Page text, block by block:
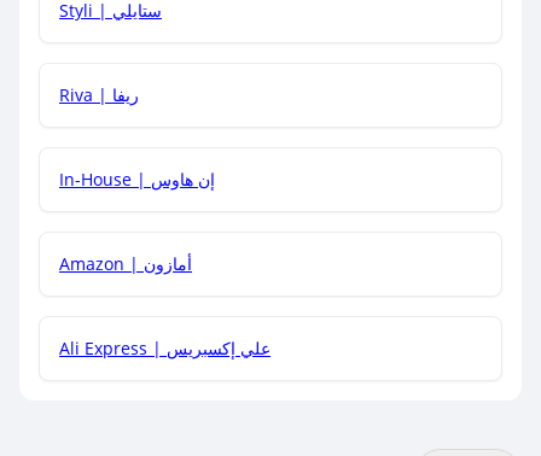
هل يمكنني جمع كود خصم مع العروض الأخرى؟
Styli | ستايلي
Riva | ريفا
In-House | إن هاوس
Amazon | أمازون
Ali Express | علي إكسبريس